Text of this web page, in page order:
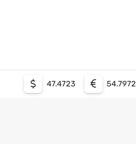
47.4723 54.7972